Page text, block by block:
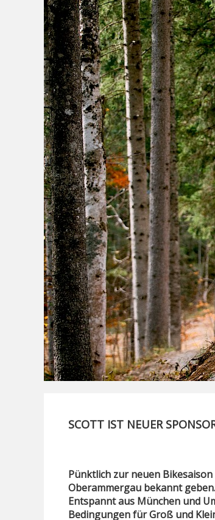
SCOTT IST NEUER
Pünktlich zur neuen
Oberammergau bekannt geben.
Entspannt aus München und
Bedingungen für Groß und